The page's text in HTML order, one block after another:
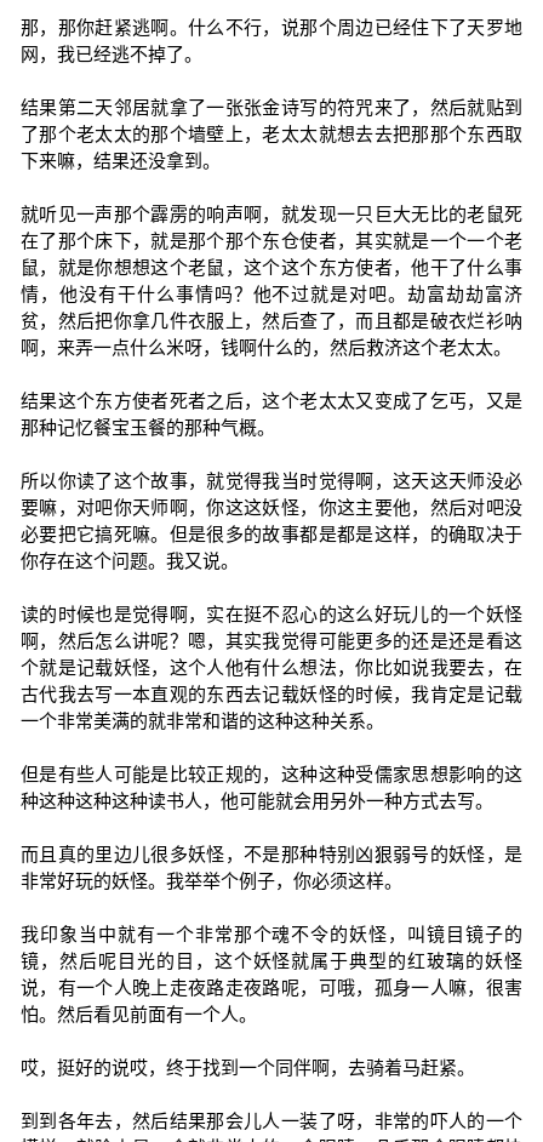
那，那你赶紧逃啊。什么不行，说那个周边已经住下了天罗地
网，我已经逃不掉了。
结果第二天邻居就拿了一张张金诗写的符咒来了，然后就贴到
了那个老太太的那个墙壁上，老太太就想去去把那那个东西取
下来嘛，结果还没拿到。
就听见一声那个霹雳的响声啊，就发现一只巨大无比的老鼠死
在了那个床下，就是那个那个东仓使者，其实就是一个一个老
鼠，就是你想想这个老鼠，这个这个东方使者，他干了什么事
情，他没有干什么事情吗？他不过就是对吧。劫富劫劫富济
贫，然后把你拿几件衣服上，然后查了，而且都是破衣烂衫呐
啊，来弄一点什么米呀，钱啊什么的，然后救济这个老太太。
结果这个东方使者死者之后，这个老太太又变成了乞丐，又是
那种记忆餐宝玉餐的那种气概。
所以你读了这个故事，就觉得我当时觉得啊，这天这天师没必
要嘛，对吧你天师啊，你这这妖怪，你这主要他，然后对吧没
必要把它搞死嘛。但是很多的故事都是都是这样，的确取决于
你存在这个问题。我又说。
读的时候也是觉得啊，实在挺不忍心的这么好玩儿的一个妖怪
啊，然后怎么讲呢？嗯，其实我觉得可能更多的还是还是看这
个就是记载妖怪，这个人他有什么想法，你比如说我要去，在
古代我去写一本直观的东西去记载妖怪的时候，我肯定是记载
一个非常美满的就非常和谐的这种这种关系。
但是有些人可能是比较正规的，这种这种受儒家思想影响的这
种这种这种这种读书人，他可能就会用另外一种方式去写。
而且真的里边儿很多妖怪，不是那种特别凶狠弱号的妖怪，是
非常好玩的妖怪。我举举个例子，你必须这样。
我印象当中就有一个非常那个魂不令的妖怪，叫镜目镜子的
镜，然后呢目光的目，这个妖怪就属于典型的红玻璃的妖怪
说，有一个人晚上走夜路走夜路呢，可哦，孤身一人嘛，很害
怕。然后看见前面有一个人。
哎，挺好的说哎，终于找到一个同伴啊，去骑着马赶紧。
到到各年去，然后结果那会儿人一装了呀，非常的吓人的一个